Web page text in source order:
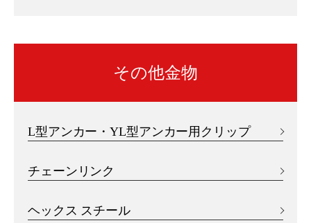
その他金物
L型アンカー・YL型アンカー用クリップ
チェーンリンク
ヘックス スチール